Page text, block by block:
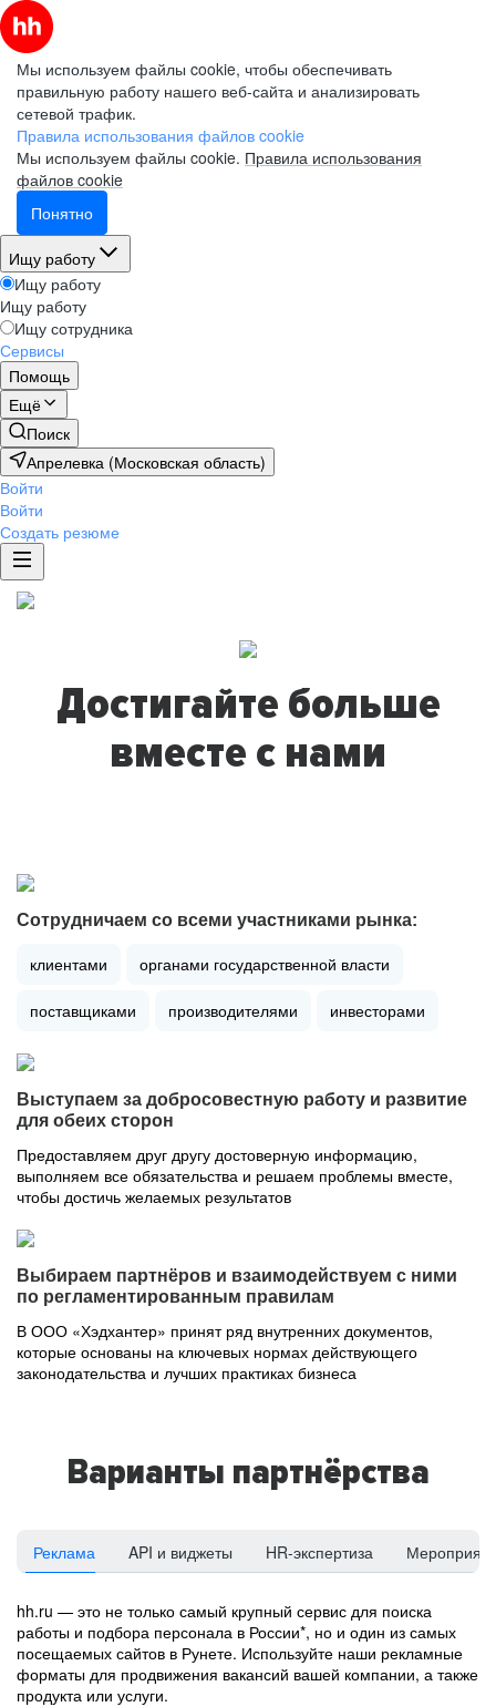
Мы используем файлы cookie, чтобы обеспечивать
правильную работу нашего веб-сайта и анализировать
сетевой трафик.
Правила использования файлов cookie
Мы используем файлы cookie. Правила использования
файлов cookie
Понятно
Ищу работу
Ищу работу
Ищу работу
Ищу сотрудника
Сервисы
Помощь
Ещё
Поиск
Апрелевка (Московская область)
Войти
Войти
Создать резюме
Достигайте больше
вместе с нами
Сотрудничаем со всеми участниками рынка:
клиентами органами государственной власти
поставщиками производителями инвесторами
Выступаем за добросовестную работу и развитие
для обеих сторон
Предоставляем друг другу достоверную информацию,
выполняем все обязательства и решаем проблемы вместе,
чтобы достичь желаемых результатов
Выбираем партнёров и взаимодействуем с ними
по регламентированным правилам
В ООО «Хэдхантер» принят ряд внутренних документов,
которые основаны на ключевых нормах действующего
законодательства и лучших практиках бизнеса
Варианты партнёрства
Реклама API и виджеты HR-экспертиза
hh.ru — это не только самый крупный сервис для поиска
работы и подбора персонала в России*, но и один из самых
посещаемых сайтов в Рунете. Используйте наши рекламные
форматы для продвижения вакансий вашей компании, а также
продукта или услуги.